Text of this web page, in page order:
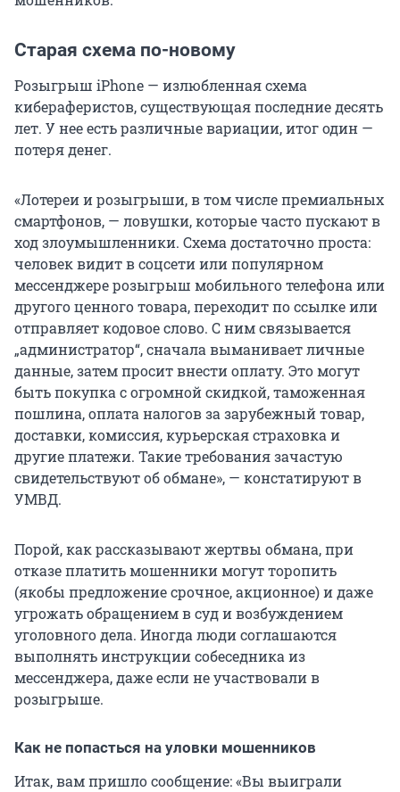
Старая схема по-новому
Розыгрыш iPhone — излюбленная схема
кибераферистов, существующая последние десять
лет. У нее есть различные вариации, итог один —
потеря денег.
«Лотереи и розыгрыши, в том числе премиальных
смартфонов, — ловушки, которые часто пускают в
ход злоумышленники. Схема достаточно проста:
человек видит в соцсети или популярном
мессенджере розыгрыш мобильного телефона или
другого ценного товара, переходит по ссылке или
отправляет кодовое слово. С ним связывается
„администратор“, сначала выманивает личные
данные, затем просит внести оплату. Это могут
быть покупка с огромной скидкой, таможенная
пошлина, оплата налогов за зарубежный товар,
доставки, комиссия, курьерская страховка и
другие платежи. Такие требования зачастую
свидетельствуют об обмане», — констатируют в
УМВД.
Порой, как рассказывают жертвы обмана, при
отказе платить мошенники могут торопить
(якобы предложение срочное, акционное) и даже
угрожать обращением в суд и возбуждением
уголовного дела. Иногда люди соглашаются
выполнять инструкции собеседника из
мессенджера, даже если не участвовали в
розыгрыше.
Как не попасться на уловки мошенников
Итак, вам пришло сообщение: «Вы выиграли